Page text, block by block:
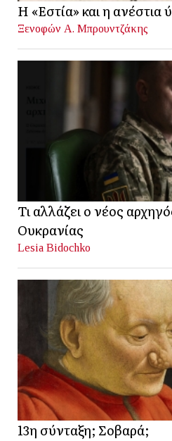
Η «Εστία» και η ανέστια
Ξενοφών Α. Μπρουντζάκης
Τι αλλάζει ο νέος
Ουκρανίας
Lesia Bidochko
13η σύνταξη; Σοβαρά;